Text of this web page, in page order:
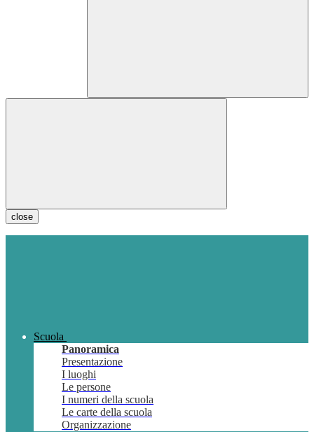
close
Scuola
Panoramica
Presentazione
I luoghi
Le persone
I numeri della scuola
Le carte della scuola
Organizzazione